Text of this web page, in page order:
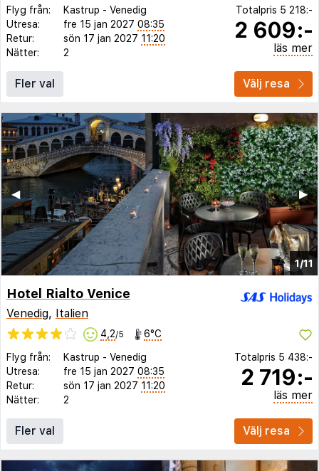
Flyg från: Kastrup - Venedig
Utresa:
fre 15 jan 2027 08:35
Retur:
sön 17 jan 2027 11:20
Nätter:
2
Totalpris 5 218:-
2 609:-
läs mer
Fler val Välj resa
1/11
▶︎
◀︎
Hotel Rialto Venice
Venedig, Italien
4,2/5 6°C
Flyg från: Kastrup - Venedig
Utresa:
fre 15 jan 2027 08:35
Retur:
sön 17 jan 2027 11:20
Nätter:
2
Totalpris 5 438:-
2 719:-
läs mer
Fler val Välj resa